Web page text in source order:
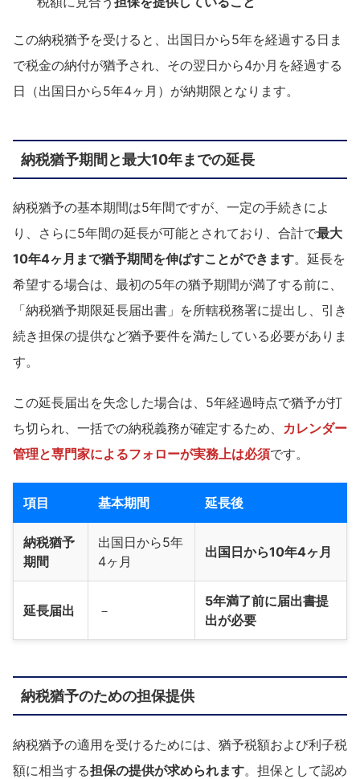
この納税猶予を受けると、出国日から5年を経過する日ま
で税金の納付が猶予され、その翌日から4か月を経過する
日（出国日から5年4ヶ月）が納期限となります。
納税猶予期間と最大10年までの延長
納税猶予の基本期間は5年間ですが、一定の手続きによ
り、さらに5年間の延長が可能とされており、合計で最大
10年4ヶ月まで猶予期間を伸ばすことができます。延長を
希望する場合は、最初の5年の猶予期間が満了する前に、
「納税猶予期限延長届出書」を所轄税務署に提出し、引き
続き担保の提供など猶予要件を満たしている必要がありま
す。
この延長届出を失念した場合は、5年経過時点で猶予が打
ち切られ、一括での納税義務が確定するため、 カレンダー
管理と専門家によるフォローが実務上は必須です。
項目 基本期間 延長後
納税猶予
期間
出国日から5年
4ヶ月
出国日から10年4ヶ月
延長届出 －
5年満了前に届出書提
出が必要
納税猶予のための担保提供
納税猶予の適用を受けるためには、猶予税額および利子税
額に相当する担保の提供が求められます。担保として認め